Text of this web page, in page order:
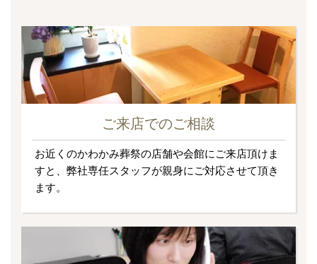
ご来店でのご相談
お近くのかわかみ葬祭の店舗や会館にご来店頂けま
すと、弊社専任スタッフが親身にご対応させて頂き
ます。